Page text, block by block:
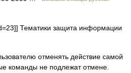
Тематики защита информации
отменять действие самой
команды не подлежат отмене.